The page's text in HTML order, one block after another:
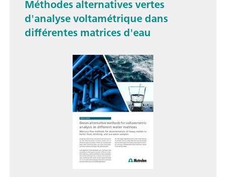
Méthodes alternatives vertes
d'analyse voltamétrique dans
différentes matrices d'eau